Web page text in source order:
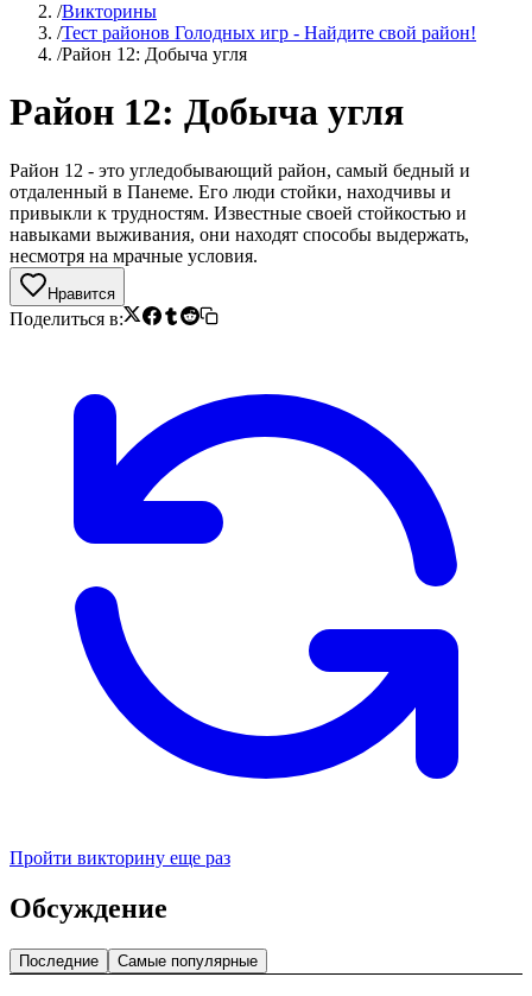
/Викторины
/Тест районов Голодных игр - Найдите свой район!
/Район 12: Добыча угля
Район 12: Добыча угля
Район 12 - это угледобывающий район, самый бедный и
отдаленный в Панеме. Его люди стойки, находчивы и
привыкли к трудностям. Известные своей стойкостью и
навыками выживания, они находят способы выдержать,
несмотря на мрачные условия.
Нравится
Поделиться в:
Пройти викторину еще раз
Обсуждение
Последние Самые популярные